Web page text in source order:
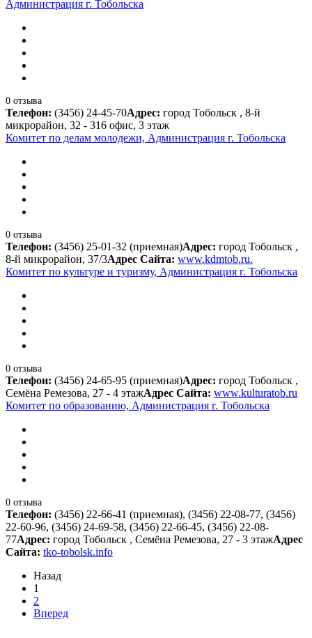
Администрация г. Тобольска
0 отзыва
Телефон: (3456) 24-45-70Адрес: город Тобольск , 8-й
микрорайон, 32 - 316 офис, 3 этаж
Комитет по делам молодежи, Администрация г. Тобольска
0 отзыва
Телефон: (3456) 25-01-32 (приемная)Адрес: город Тобольск ,
8-й микрорайон, 37/3Адрес Сайта: www.kdmtob.ru.
Комитет по культуре и туризму, Администрация г. Тобольска
0 отзыва
Телефон: (3456) 24-65-95 (приемная)Адрес: город Тобольск ,
Семёна Ремезова, 27 - 4 этажАдрес Сайта: www.kulturatob.ru
Комитет по образованию, Администрация г. Тобольска
0 отзыва
Телефон: (3456) 22-66-41 (приемная), (3456) 22-08-77, (3456)
22-60-96, (3456) 24-69-58, (3456) 22-66-45, (3456) 22-08-
77Адрес: город Тобольск , Семёна Ремезова, 27 - 3 этажАдрес
Сайта: tko-tobolsk.info
Назад
1
2
Вперед